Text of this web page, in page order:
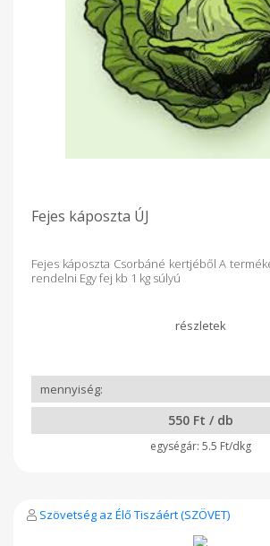
Fejes káposzta ÚJ
Fejes káposzta Csorbáné kertjéből A
rendelni Egy fej kb 1 kg súlyú
550 Ft / db
5.5 Ft/dkg
Szövetség az Élő Tiszáért (SZÖVET)